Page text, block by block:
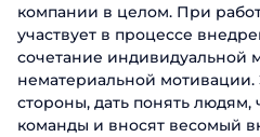
компании в целом. При
участвует в процессе
сочетание индивидуальной
нематериальной мотивации.
стороны, дать понять людям,
команды и вносят весомый